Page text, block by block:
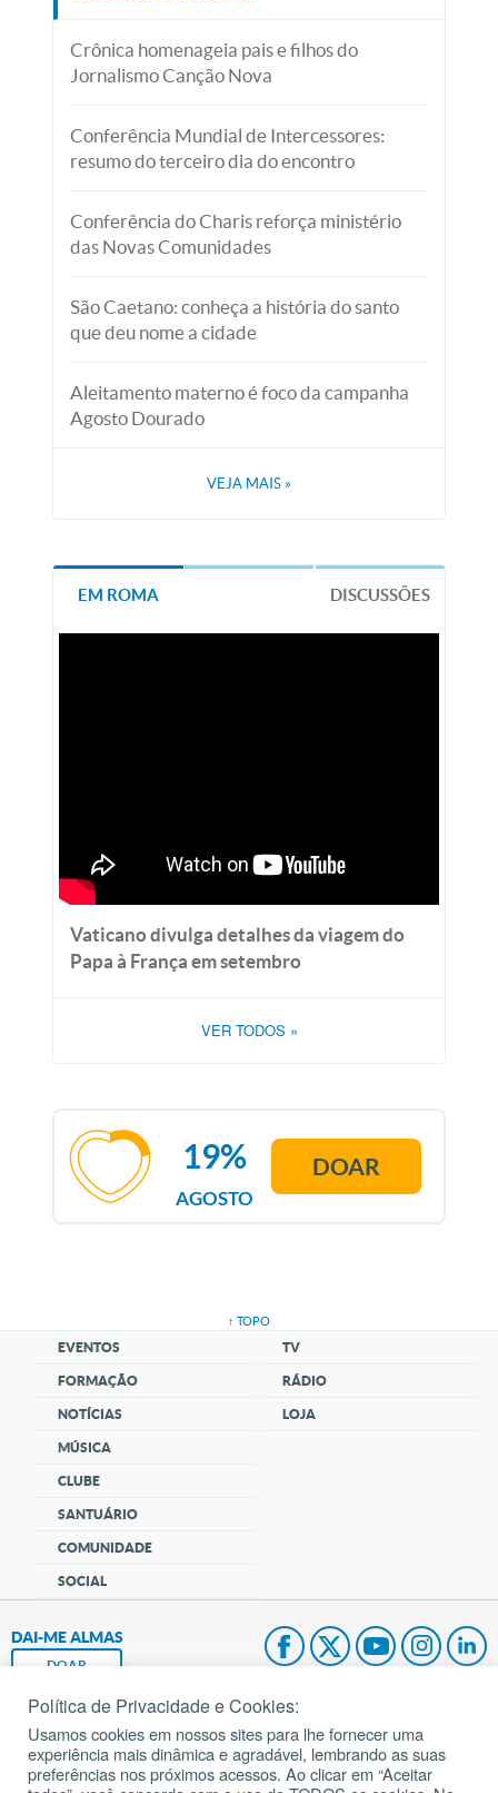
Crônica homenageia pais e filhos do
Jornalismo Canção Nova
Conferência Mundial de Intercessores:
resumo do terceiro dia do encontro
Conferência do Charis reforça ministério
das Novas Comunidades
São Caetano: conheça a história do santo
que deu nome a cidade
Aleitamento materno é foco da campanha
Agosto Dourado
VEJA MAIS »
EM ROMA DISCUSSÕES
Vaticano divulga detalhes da viagem do
Papa à França em setembro
VER TODOS »
AGOSTO
19% DOAR
↑ TOPO
EVENTOS
FORMAÇÃO
NOTÍCIAS
MÚSICA
CLUBE
SANTUÁRIO
COMUNIDADE
SOCIAL
TV
RÁDIO
LOJA
DAI-ME ALMAS
DOAR
Fundação João Paulo II
Pedido de Oração
Política de Privacidade e Cookies:
Usamos cookies em nossos sites para lhe fornecer uma
experiência mais dinâmica e agradável, lembrando as suas
preferências nos próximos acessos. Ao clicar em “Aceitar